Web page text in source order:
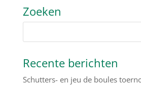
Zoeken
Recente berichten
Schutters- en jeu de boules